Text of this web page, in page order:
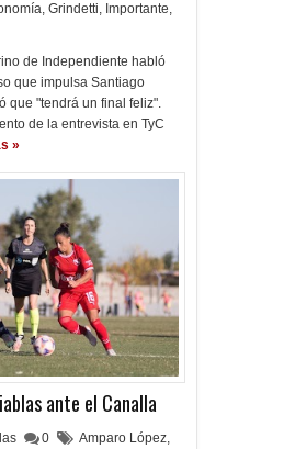
, Grindetti, Importante,
de Independiente habló
que impulsa Santiago
que "tendrá un final feliz".
de la entrevista en TyC
»
ante el Canalla
0 Amparo López,